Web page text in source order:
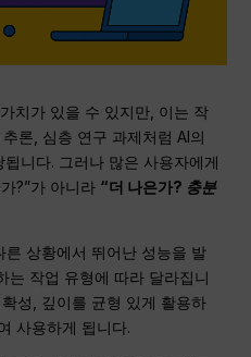
치가 있을 수 있지만, 이는 작
론, 심층 연구 과제처럼 AI의
니다. 그러나 많은 사용자에게
?”가 아니라 “더 나은가? 충분
상황에서 뛰어난 성능을 발
는 작업 유형에 따라 달라집니
성, 깊이를 균형 있게 활용하
사용하게 됩니다.